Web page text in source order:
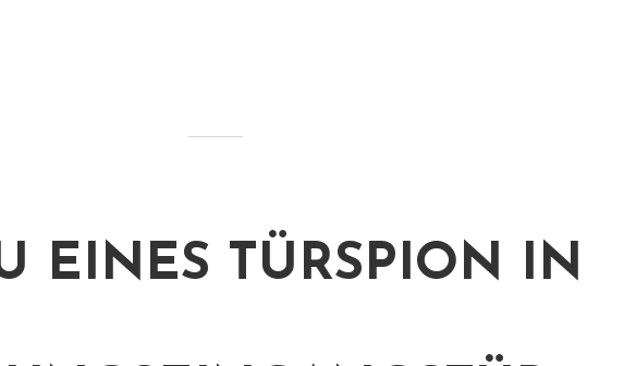
EINES TÜRSPION IN